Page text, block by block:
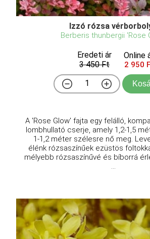
Izzó rózsa
Berberis thunbergii 'Rose
Eredeti ár
3 450 Ft
Online
2 950
A 'Rose Glow' fajta egy felálló,
lombhullató cserje, amely 1,2-1,5
1-1,2 méter szélesre nő meg.
élénk rózsaszínűek ezüstös
mélyebb rózsaszínűvé és bíborrá
...